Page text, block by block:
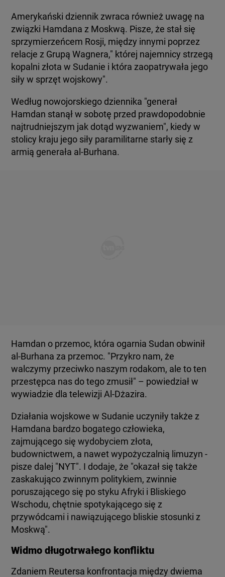
Amerykański dziennik zwraca również uwagę na
związki Hamdana z Moskwą. Pisze, że stał się
sprzymierzeńcem Rosji, między innymi poprzez
relacje z Grupą Wagnera," której najemnicy strzegą
kopalni złota w Sudanie i która zaopatrywała jego
siły w sprzęt wojskowy".
Według nowojorskiego dziennika "generał
Hamdan stanął w sobotę przed prawdopodobnie
najtrudniejszym jak dotąd wyzwaniem", kiedy w
stolicy kraju jego siły paramilitarne starły się z
armią generała al-Burhana.
Hamdan o przemoc, która ogarnia Sudan obwinił
al-Burhana za przemoc. "Przykro nam, że
walczymy przeciwko naszym rodakom, ale to ten
przestępca nas do tego zmusił" – powiedział w
wywiadzie dla telewizji Al-Dżazira.
Działania wojskowe w Sudanie uczyniły także z
Hamdana bardzo bogatego człowieka,
zajmującego się wydobyciem złota,
budownictwem, a nawet wypożyczalnią limuzyn -
pisze dalej "NYT". I dodaje, że "okazał się także
zaskakująco zwinnym politykiem, zwinnie
poruszającego się po styku Afryki i Bliskiego
Wschodu, chętnie spotykającego się z
przywódcami i nawiązującego bliskie stosunki z
Moskwą".
Widmo długotrwałego konfliktu
Zdaniem Reutersa konfrontacja między dwiema